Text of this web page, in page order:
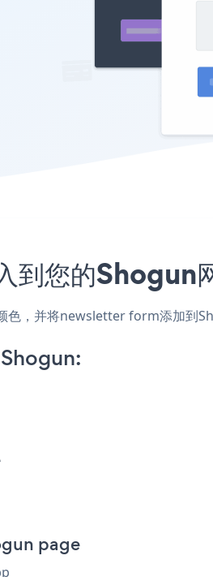
您的Shogun
，并将newsletter form添加到
page